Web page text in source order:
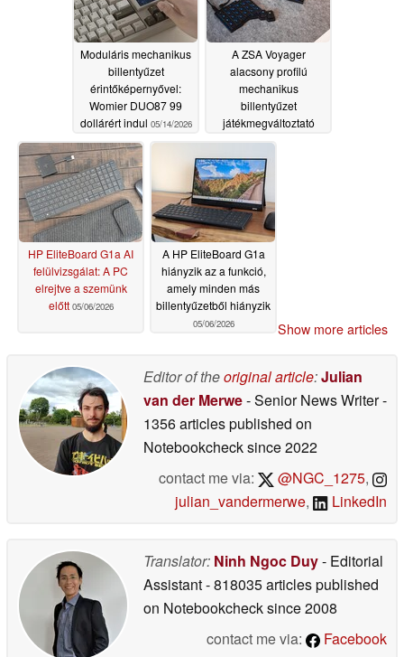
Moduláris mechanikus
billentyűzet
érintőképernyővel:
Womier DUO87 99
dollárért indul 05/14/2026
A ZSA Voyager
alacsony profilú
mechanikus
billentyűzet
játékmegváltoztató
multi-touch touchpadet
kap, visszafelé
kompatibilitással
05/14/2026
HP EliteBoard G1a AI
felülvizsgálat: A PC
elrejtve a szemünk
előtt 05/06/2026
A HP EliteBoard G1a
hiányzik az a funkció,
amely minden más
billentyűzetből hiányzik
05/06/2026 Show more articles
Editor of theoriginal article:Julian
van der Merwe- Senior News Writer-
1356 articles published on
Notebookchecksince 2022
contact me via:
@NGC_1275,
julian_vandermerwe, LinkedIn
Translator: Ninh Ngoc Duy- Editorial
Assistant- 818035 articles published
on Notebookchecksince 2008
contact me via:
Facebook